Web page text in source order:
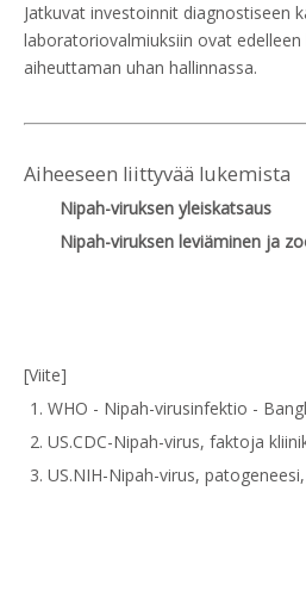
Jatkuvat investoinnit diagnostiseen
laboratoriovalmiuksiin ovat
aiheuttaman uhan hallinnassa.
Aiheeseen liittyvää lukemista
Nipah-viruksen yleiskatsaus
Nipah-viruksen leviäminen ja
[Viite]
WHO - Nipah-virusinfektio -
US.CDC-Nipah-virus, faktoja
US.NIH-Nipah-virus,